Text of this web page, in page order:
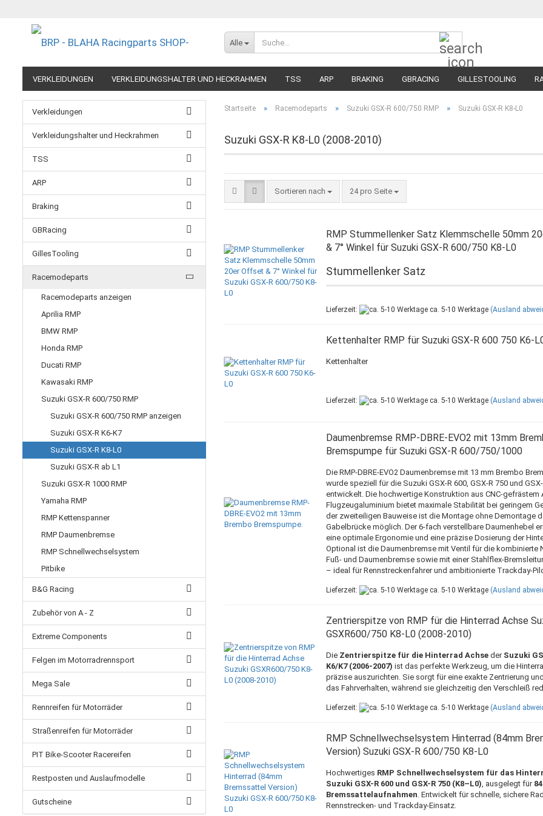
Alle
VERKLEIDUNGEN VERKLEIDUNGSHALTER UND HECKRAHMEN TSS ARP BRAKING GBRACING GILLESTOOLING
EXTREME COMPONENTS FELGEN IM MOTORRADRENNSPORT MEGA SALE RENNREIFEN FÜR MOTORRÄDER
Startseite » Racemodeparts » Suzuki GSX-R 600/750 RMP » Suzuki GSX-R K8-L0
Suzuki GSX-R K8-L0 (2008-2010)
Sortieren nach
Sortieren nach 24 pro Seite
pro Seite
RMP Stummellenker Satz Klemmschelle 50mm
& 7° Winkel für Suzuki GSX-R 600/750 K8-L0
Stummellenker Satz
Lieferzeit: ca. 5-10 Werktage (Ausland
Kettenhalter RMP für Suzuki GSX-R 600 750 K6-
Kettenhalter
Lieferzeit: ca. 5-10 Werktage (Ausland
Daumenbremse RMP-DBRE-EVO2 mit 13mm
Bremspumpe für Suzuki GSX-R 600/750/1000
Die RMP-DBRE-EVO2 Daumenbremse mit 13 mm Brembo
wurde speziell für die Suzuki GSX-R 600, GSX-R 750 und
entwickelt. Die hochwertige Konstruktion aus CNC-gefrästem
Flugzeugaluminium bietet maximale Stabilität bei geringem
der zweiteiligen Bauweise ist die Montage ohne Demontage
Gabelbrücke möglich. Der 6-fach verstellbare Daumenhebel
eine optimale Ergonomie und eine präzise Dosierung der
Optional ist die Daumenbremse mit Ventil für die kombinierte
Fuß- und Daumenbremse sowie mit einer Stahlflex-
– ideal für Rennstreckenfahrer und ambitionierte Trackday-
Lieferzeit: ca. 5-10 Werktage (Ausland
Zentrierspitze von RMP für die Hinterrad Achse
GSXR600/750 K8-L0 (2008-2010)
Die Zentrierspitze für die Hinterrad Achseder Suzuki
K6/K7 (2006-2007) ist das perfekte Werkzeug, um die
präzise auszurichten. Sie sorgt für eine exakte Zentrierung
das Fahrverhalten, während sie gleichzeitig den Verschleiß
Lieferzeit: ca. 5-10 Werktage (Ausland
RMP Schnellwechselsystem Hinterrad (84mm
Version) Suzuki GSX-R 600/750 K8-L0
Hochwertiges RMP Schnellwechselsystem für das
Suzuki GSX-R 600 und GSX-R 750 (K8–L0), ausgelegt für
Bremssattelaufnahmen. Entwickelt für schnelle, sichere
Rennstrecken- und Trackday-Einsatz.
Verkleidungen
Verkleidungshalter und Heckrahmen
TSS
ARP
Braking
GBRacing
GillesTooling
Racemodeparts
Racemodeparts anzeigen
Aprilia RMP
BMW RMP
Honda RMP
Ducati RMP
Kawasaki RMP
Suzuki GSX-R 600/750 RMP
Suzuki GSX-R 600/750 RMP anzeigen
Suzuki GSX-R K6-K7
Suzuki GSX-R K8-L0
Suzuki GSX-R ab L1
Suzuki GSX-R 1000 RMP
Yamaha RMP
RMP Kettenspanner
RMP Daumenbremse
RMP Schnellwechselsystem
Pitbike
B&G Racing
Zubehör von A - Z
Extreme Components
Felgen im Motorradrennsport
Mega Sale
Rennreifen für Motorräder
Straßenreifen für Motorräder
PIT Bike-Scooter Racereifen
Restposten und Auslaufmodelle
Gutscheine